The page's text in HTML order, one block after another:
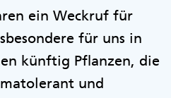
ein Weckruf für
für uns in
künftig Pflanzen, die
und